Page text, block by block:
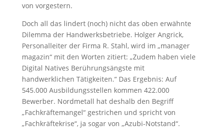
von vorgestern.
Doch all das lindert (noch) nicht das oben erwähnte
Dilemma der Handwerksbetriebe. Holger Angrick,
Personalleiter der Firma R. Stahl, wird im „manager
magazin“ mit den Worten zitiert: „Zudem haben viele
Digital Natives Berührungsängste mit
handwerklichen Tätigkeiten.“ Das Ergebnis: Auf
545.000 Ausbildungsstellen kommen 422.000
Bewerber. Nordmetall hat deshalb den Begriff
„Fachkräftemangel“ gestrichen und spricht von
„Fachkräftekrise“, ja sogar von „Azubi-Notstand“.